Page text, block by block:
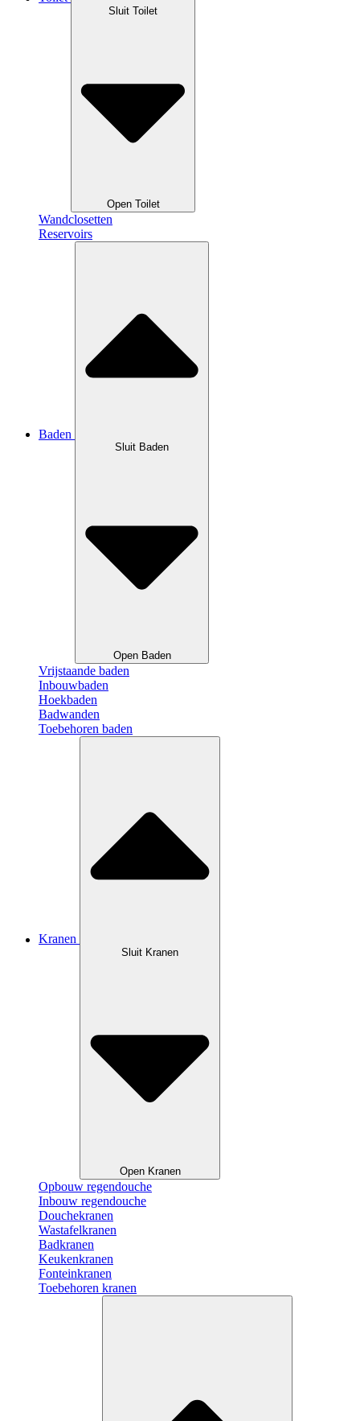
Sluit Toilet
Open Toilet
Wandclosetten
Reservoirs
Baden
Sluit Baden
Open Baden
Vrijstaande baden
Inbouwbaden
Hoekbaden
Badwanden
Toebehoren baden
Kranen
Sluit Kranen
Open Kranen
Opbouw regendouche
Inbouw regendouche
Douchekranen
Wastafelkranen
Badkranen
Keukenkranen
Fonteinkranen
Toebehoren kranen